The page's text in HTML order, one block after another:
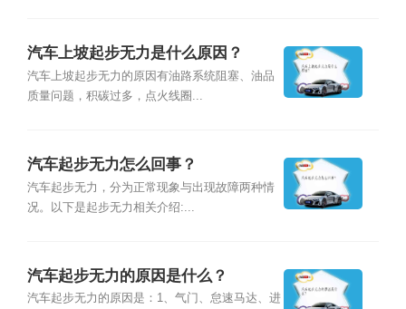
汽车上坡起步无力是什么原因？
汽车上坡起步无力的原因有油路系统阻塞、油品
质量问题，积碳过多，点火线圈...
汽车起步无力怎么回事？
汽车起步无力，分为正常现象与出现故障两种情
况。以下是起步无力相关介绍:...
汽车起步无力的原因是什么？
汽车起步无力的原因是：1、气门、怠速马达、进